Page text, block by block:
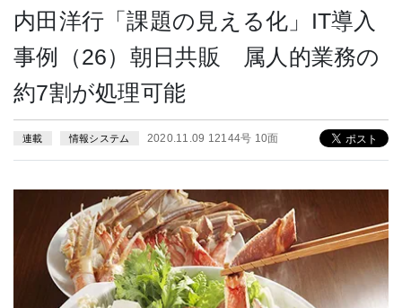
内田洋行「課題の見える化」IT導入
事例（26）朝日共販 属人的業務の
約7割が処理可能
連載 情報システム 2020.11.09 12144号 10面